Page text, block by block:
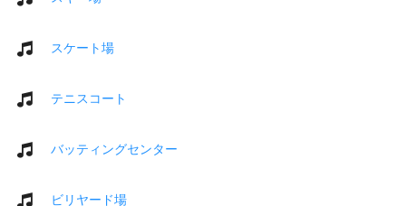
スケート場
テニスコート
バッティングセンター
ビリヤード場